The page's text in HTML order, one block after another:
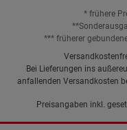
* frühere
*** früherer
Bei Lieferungen ins
anfallenden Versandkosten
Preisangaben inkl.